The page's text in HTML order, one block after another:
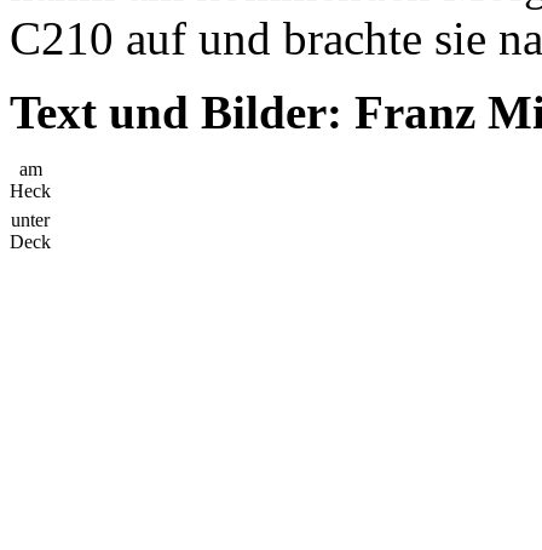
C210 auf und brachte sie
Text und Bilder: Franz
am
Heck
unter
Deck